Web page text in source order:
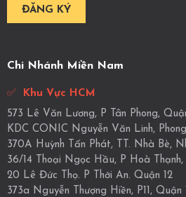
Chi Nhánh Miền Nam
✅ Khu Vực HCM
573 Lê Văn Lương, P Tân Phong,
KDC CONIC Nguyễn Văn Linh, Phong
370A Huỳnh Tấn Phát, TT. Nhà Bè,
36/14 Thoại Ngọc Hầu, P Hoà Thạnh,
20 Lê Đức Thọ. P Thới An. Quận 12
373a Nguyễn Thượng Hiền, P11, Quận